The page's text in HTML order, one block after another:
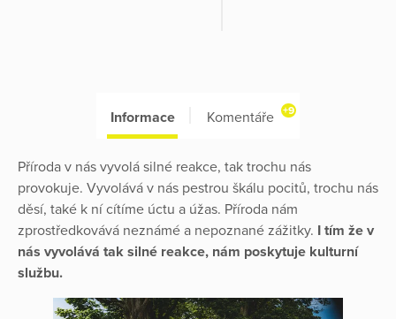
Informace Komentáře +9
Příroda v nás vyvolá silné reakce, tak trochu nás
provokuje. Vyvolává v nás pestrou škálu pocitů, trochu nás
děsí, také k ní cítíme úctu a úžas. Příroda nám
zprostředkovává neznámé a nepoznané zážitky. I tím že v
nás vyvolává tak silné reakce, nám poskytuje kulturní
službu.